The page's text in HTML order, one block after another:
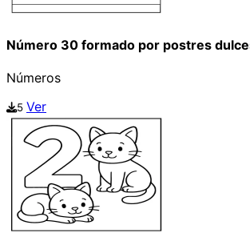
Número 30 formado por postres
Números
5 Ver